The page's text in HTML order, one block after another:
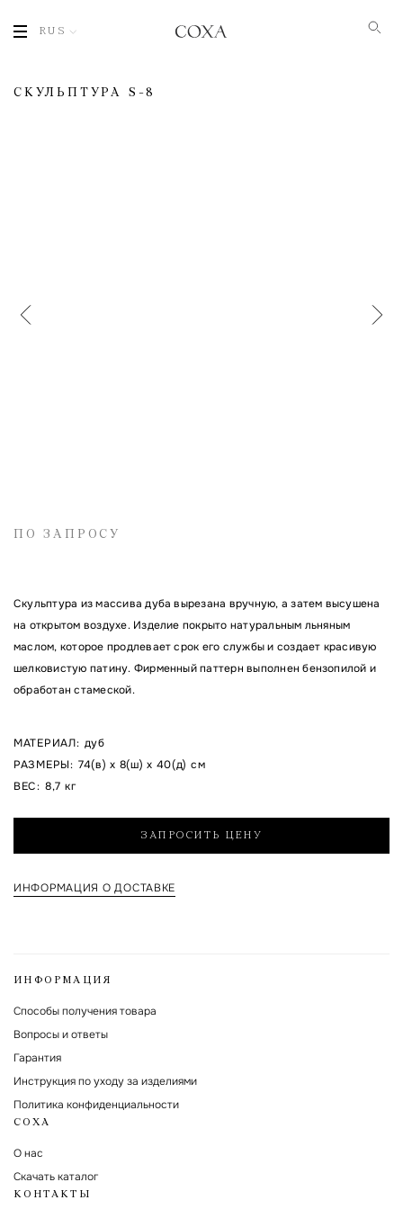
RUS
Электронная почта
Комментарий
СКУЛЬПТУРА S-8
ПО ЗАПРОСУ
Скульптура из массива дуба вырезана вручную, а затем высушена
на открытом воздухе. Изделие покрыто натуральным льняным
маслом, которое продлевает срок его службы и создает красивую
шелковистую патину. Фирменный паттерн выполнен бензопилой и
обработан стамеской.
МАТЕРИАЛ: дуб
РАЗМЕРЫ: 74(в) x 8(ш) x 40(д) см
ВЕС: 8,7 кг
ЗАПРОСИТЬ ЦЕНУ
ИНФОРМАЦИЯ О ДОСТАВКЕ
ИНФОРМАЦИЯ
Способы получения товара
Вопросы и ответы
Гарантия
Инструкция по уходу за изделиями
Политика конфиденциальности
СОХА
О нас
Скачать каталог
КОНТАКТЫ